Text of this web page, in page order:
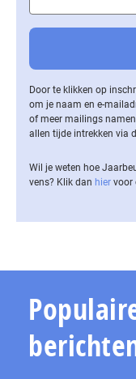
Door te klikken op
om je naam en e-
of meer mailings
allen tijde intrekken via
Wil je weten hoe
vens? Klik dan hier voor